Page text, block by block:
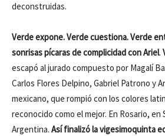
deconstruidas.
Verde expone. Verde cuestiona. Verde
sonrisas pícaras de complicidad con Ariel.
escapó al jurado compuesto por Magalí
Carlos Flores Delpino, Gabriel Patrono y
mexicano, que rompió con los colores
reconocido como el mejor. En Rosario, en
Argentina. Así finalizó la vigesimoquinta